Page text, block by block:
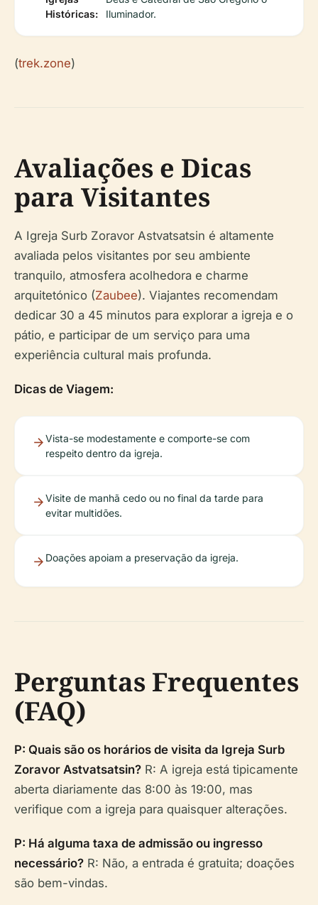
Históricas:
Iluminador.
(trek.zone)
Avaliações e Dicas
para Visitantes
A Igreja Surb Zoravor Astvatsatsin é altamente
avaliada pelos visitantes por seu ambiente
tranquilo, atmosfera acolhedora e charme
arquitetónico (Zaubee). Viajantes recomendam
dedicar 30 a 45 minutos para explorar a igreja e o
pátio, e participar de um serviço para uma
experiência cultural mais profunda.
Dicas de Viagem:
Vista-se modestamente e comporte-se com
respeito dentro da igreja.
Visite de manhã cedo ou no final da tarde para
evitar multidões.
Doações apoiam a preservação da igreja.
Perguntas Frequentes
(FAQ)
P: Quais são os horários de visita da Igreja Surb
Zoravor Astvatsatsin? R: A igreja está tipicamente
aberta diariamente das 8:00 às 19:00, mas
verifique com a igreja para quaisquer alterações.
P: Há alguma taxa de admissão ou ingresso
necessário? R: Não, a entrada é gratuita; doações
são bem-vindas.